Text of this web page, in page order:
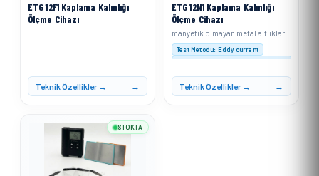
ETG 12F1 Kaplama Kalınlığı
Ölçme Cihazı
Teknik Özellikler →
ETG 12N1 Kaplama Kalınlığı
Ölçme Cihazı
Test Metodu: Eddy current
Ölçüm Aralığı : 0-1250 µm (0-50 mil)
Teknik Özellikler →
STOKTA